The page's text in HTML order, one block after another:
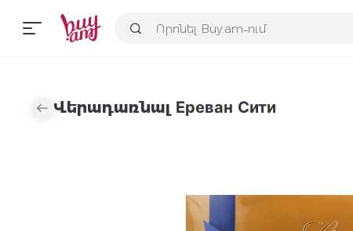
Վերադառնալ Ереван Сити